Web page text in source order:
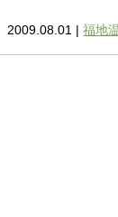
2009.08.01 |福地